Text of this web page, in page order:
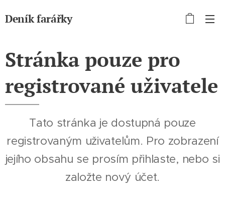
Deník farářky
Stránka pouze pro
registrované uživatele
Tato stránka je dostupná pouze
registrovaným uživatelům. Pro zobrazení
jejího obsahu se prosím přihlaste, nebo si
založte nový účet.